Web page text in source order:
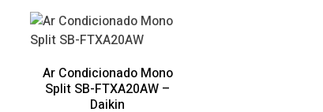
Ar Condicionado Mono
Split SB-FTXA20AW –
Daikin